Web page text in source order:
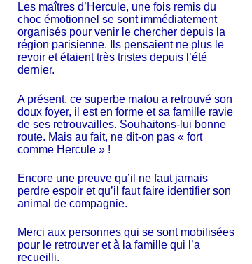
Les maîtres d’Hercule, une fois remis du
choc émotionnel se sont immédiatement
organisés pour venir le chercher depuis la
région parisienne. Ils pensaient ne plus le
revoir et étaient très tristes depuis l’été
dernier.
A présent, ce superbe matou a retrouvé son
doux foyer, il est en forme et sa famille ravie
de ses retrouvailles. Souhaitons-lui bonne
route. Mais au fait, ne dit-on pas « fort
comme Hercule » !
Encore une preuve qu’il ne faut jamais
perdre espoir et qu’il faut faire identifier son
animal de compagnie.
Merci aux personnes qui se sont mobilisées
pour le retrouver et à la famille qui l’a
recueilli.